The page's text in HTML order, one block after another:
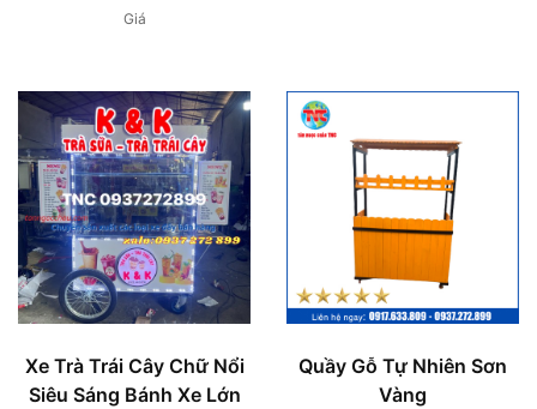
Giá
Xe Trà Trái Cây Chữ Nổi
Siêu Sáng Bánh Xe Lớn
Quầy Gỗ Tự Nhiên Sơn
Vàng